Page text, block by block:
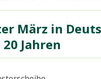
März in
Jahren